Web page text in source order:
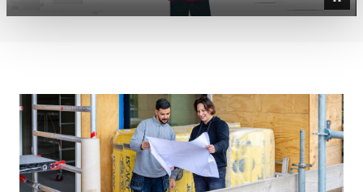
onscookiestatement.